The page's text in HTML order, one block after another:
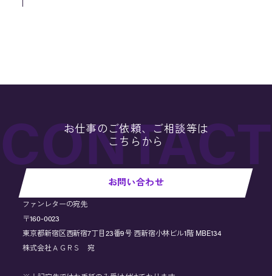
お仕事のご依頼、ご相談等は
こちらから
お問い合わせ
ファンレターの宛先
〒160-0023
東京都新宿区西新宿7丁目23番9号 西新宿小林ビル1階 MBE134
株式会社ＡＧＲＳ 宛